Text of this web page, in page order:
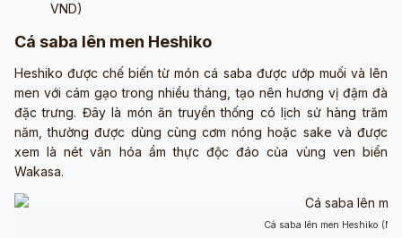
VND)
Cá saba lên men Heshiko
Heshiko được chế biến từ món cá saba được ướp muối và lên
men với cám gạo trong nhiều tháng, tạo nên hương vị đậm đà
đặc trưng. Đây là món ăn truyền thống có lịch sử hàng trăm
năm, thường được dùng cùng cơm nóng hoặc sake và được
xem là nét văn hóa ẩm thực độc đáo của vùng ven biển
Wakasa.
Cá saba lên men Heshiko